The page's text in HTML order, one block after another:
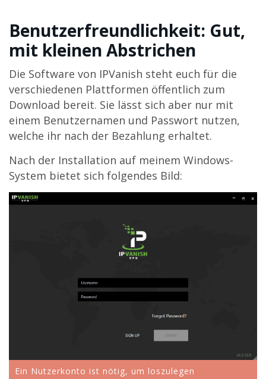
Benutzerfreundlichkeit: Gut,
mit kleinen Abstrichen
Die Software von IPVanish steht euch für die
verschiedenen Plattformen öffentlich zum
Download bereit. Sie lässt sich aber nur mit
einem Benutzernamen und Passwort nutzen,
welche ihr nach der Bezahlung erhaltet.
Nach der Installation auf meinem Windows-
System bietet sich folgendes Bild:
Ein Nutzerkonto ist nötig, um loszulegen